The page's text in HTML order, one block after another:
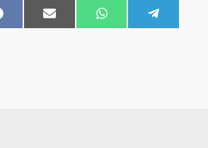
Share
on
FacebookShare
on
Email Share
on
WhatsApp
on